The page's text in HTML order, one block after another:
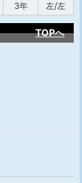
3年 左/左
TOPへ